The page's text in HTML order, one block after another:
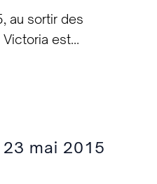
au sortir des
Victoria est
Thème évoqué :
mai 2015